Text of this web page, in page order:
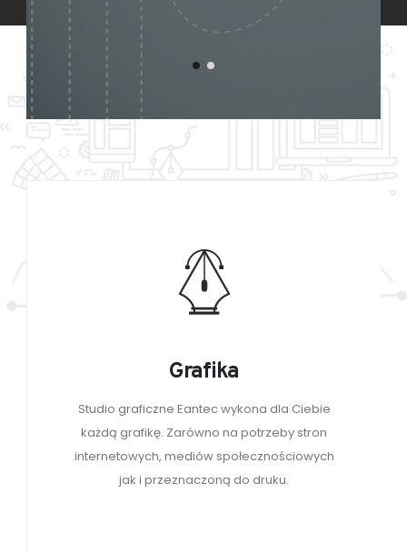
Grafika
Studio graficzne Eantec wykona dla Ciebie
każdą grafikę. Zarówno na potrzeby stron
internetowych, mediów społecznościowych
jak i przeznaczoną do druku.